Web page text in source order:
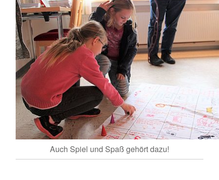
Auch Spiel und Spaß gehört dazu!